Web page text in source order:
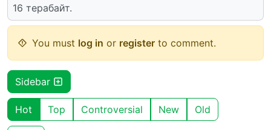
16 терабайт.
You must log in or register to comment.
Sidebar
Hot Top Controversial New Old